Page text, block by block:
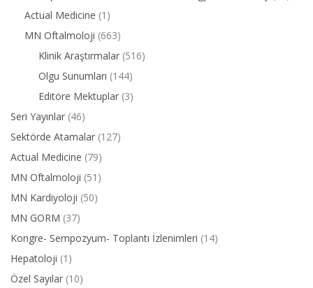
Actual Medicine (1)
MN Oftalmoloji (663)
Klinik Araştırmalar (516)
Olgu Sunumları (144)
Editöre Mektuplar (3)
Seri Yayınlar (46)
Sektörde Atamalar (127)
Actual Medicine (79)
MN Oftalmoloji (51)
MN Kardiyoloji (50)
MN GORM (37)
Kongre- Sempozyum- Toplantı İzlenimleri (14)
Hepatoloji (1)
Özel Sayılar (10)